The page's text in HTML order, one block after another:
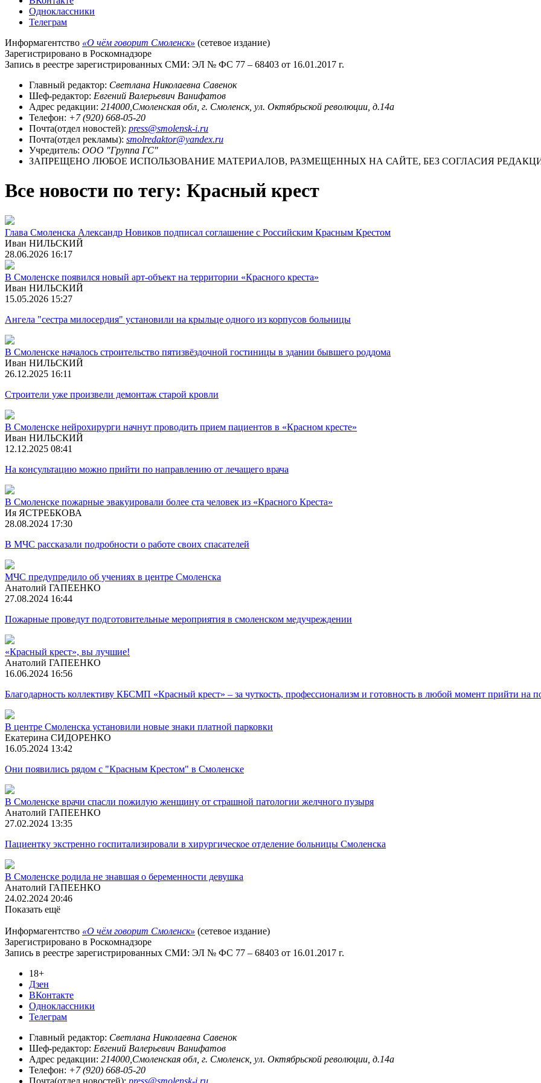
Одноклассники
Телеграм
Информагентство «О чём говорит Смоленск» (сетевое издание)
Зарегистрировано в Роскомнадзоре
Запись в реестре зарегистрированных СМИ: ЭЛ № ФС 77 – 68403 от 16.01.2017 г.
Главный редактор: Светлана Николаевна Савенок
Шеф-редактор: Евгений Валерьевич Ванифатов
Адрес редакции: 214000,Смоленская обл, г. Смоленск, ул. Октябрьской революции, д.14а
Телефон: +7 (920) 668-05-20
Почта(отдел новостей): press@smolensk-i.ru
Почта(отдел рекламы): smolredaktor@yandex.ru
Учредитель: ООО "Группа ГС"
ЗАПРЕЩЕНО ЛЮБОЕ ИСПОЛЬЗОВАНИЕ МАТЕРИАЛОВ, РАЗМЕЩЕННЫХ НА САЙТЕ, БЕЗ СОГЛАСИЯ
Все новости по тегу: Красный крест
Глава Смоленска Александр Новиков подписал соглашение с Российским Красным Крестом
Иван НИЛЬСКИЙ
28.06.2026 16:17
В Смоленске появился новый арт-объект на территории «Красного креста»
Иван НИЛЬСКИЙ
15.05.2026 15:27
Ангела "сестра милосердия" установили на крыльце одного из корпусов больницы
В Смоленске началось строительство пятизвёздочной гостиницы в здании бывшего роддома
Иван НИЛЬСКИЙ
26.12.2025 16:11
Строители уже произвели демонтаж старой кровли
В Смоленске нейрохирурги начнут проводить прием пациентов в «Красном кресте»
Иван НИЛЬСКИЙ
12.12.2025 08:41
На консультацию можно прийти по направлению от лечащего врача
В Смоленске пожарные эвакуировали более ста человек из «Красного Креста»
Ия ЯСТРЕБКОВА
28.08.2024 17:30
В МЧС рассказали подробности о работе своих спасателей
МЧС предупредило об учениях в центре Смоленска
Анатолий ГАПЕЕНКО
27.08.2024 16:44
Пожарные проведут подготовительные мероприятия в смоленском медучреждении
«Красный крест», вы лучшие!
Анатолий ГАПЕЕНКО
16.06.2024 16:56
Благодарность коллективу КБСМП «Красный крест» – за чуткость, профессионализм и готовность в любой момент прийти на
В центре Смоленска установили новые знаки платной парковки
Екатерина СИДОРЕНКО
16.05.2024 13:42
Они появились рядом с "Красным Крестом" в Смоленске
В Смоленске врачи спасли пожилую женщину от страшной патологии желчного пузыря
Анатолий ГАПЕЕНКО
27.02.2024 13:35
Пациентку экстренно госпитализировали в хирургическое отделение больницы Смоленска
В Смоленске родила не знавшая о беременности девушка
Анатолий ГАПЕЕНКО
24.02.2024 20:46
Показать ещё
Информагентство «О чём говорит Смоленск» (сетевое издание)
Зарегистрировано в Роскомнадзоре
Запись в реестре зарегистрированных СМИ: ЭЛ № ФС 77 – 68403 от 16.01.2017 г.
18+
Дзен
ВКонтакте
Одноклассники
Телеграм
Главный редактор: Светлана Николаевна Савенок
Шеф-редактор: Евгений Валерьевич Ванифатов
Адрес редакции: 214000,Смоленская обл, г. Смоленск, ул. Октябрьской революции, д.14а
Телефон: +7 (920) 668-05-20
Почта(отдел новостей): press@smolensk-i.ru